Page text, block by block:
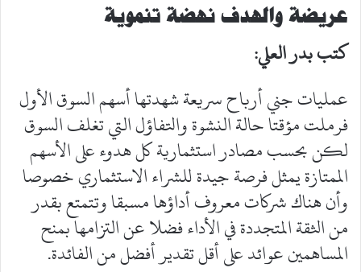
عريضة والهدف نهضة تنموية
كتب بدر العلي:
عمليات جني أرباح سريعة شهدتها أسهم السوق الأول
فرملت مؤقتا حالة النشوة والتفاؤل التي تغلف السوق
لكن بحسب مصادر استثمارية كل هدوء على الأسهم
الممتازة يمثل فرصة جيدة للشراء الاستثماري خصوصا
وأن هناك شركات معروف أداؤها مسبقا وتتمتع بقدر
من الثقة المتجددة في الأداء فضلا عن التزامها بمنح
المساهمين عوائد على أقل تقدير أفضل من الفائدة.